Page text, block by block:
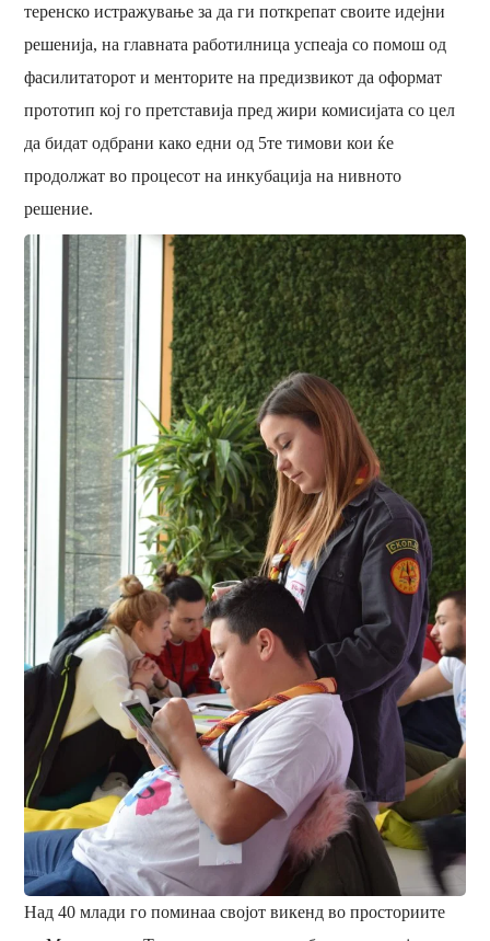
теренско истражување за да ги поткрепат своите идејни
решенија, на главната работилница успеаја со помош од
фасилитаторот и менторите на предизвикот да оформат
прототип кој го претставија пред жири комисијата со цел
да бидат одбрани како едни од 5те тимови кои ќе
продолжат во процесот на инкубација на нивното
решение.
Над 40 млади го поминаа својот викенд во просториите